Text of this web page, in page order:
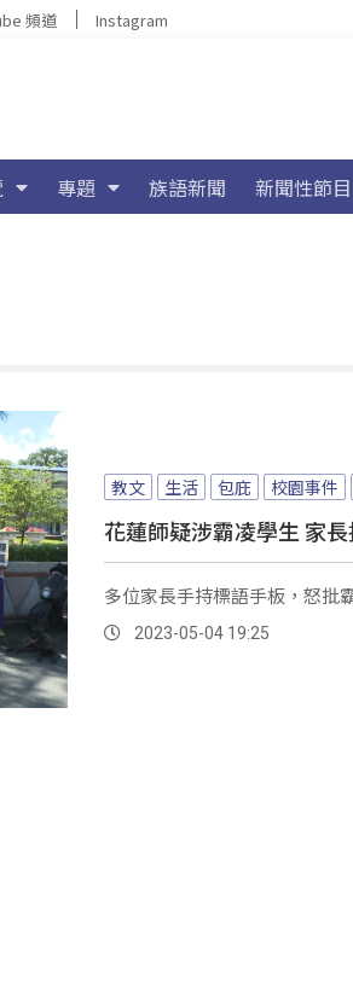
頻道 Instagram
專題 族語新聞 新聞性節目
教文 生活 包庇 校園事件
花蓮師疑涉霸凌學生 家
多位家長手持標語手板，怒批
2023-05-04 19:25